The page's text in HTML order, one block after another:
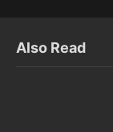
Also Read